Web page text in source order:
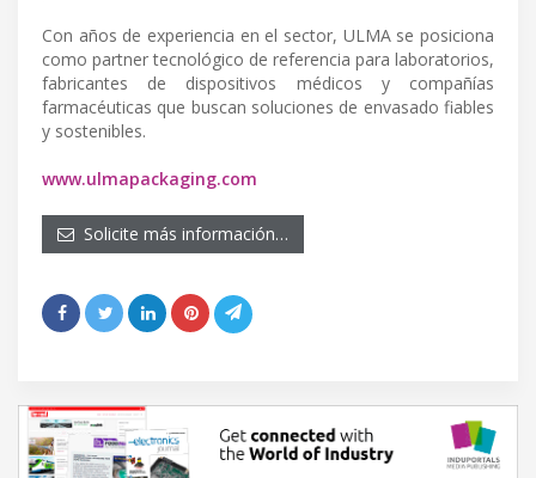
Con años de experiencia en el sector, ULMA se posiciona
como partner tecnológico de referencia para laboratorios,
fabricantes de dispositivos médicos y compañías
farmacéuticas que buscan soluciones de envasado fiables
y sostenibles.
www.ulmapackaging.com
Solicite más información…